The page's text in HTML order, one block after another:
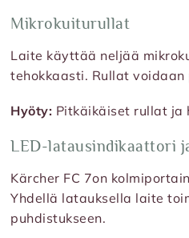
Mikrokuiturullat
Laite käyttää neljää
tehokkaasti. Rullat voidaan
Hyöty: Pitkäikäiset rullat ja
LED-latausindikaattori
Kärcher FC 7on
Yhdellä latauksella laite
puhdistukseen.